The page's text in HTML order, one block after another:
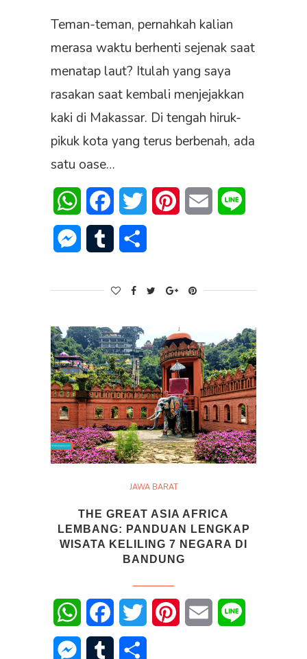
Teman-teman, pernahkah kalian
merasa waktu berhenti sejenak saat
menatap laut? Itulah yang saya
rasakan saat kembali menjejakkan
kaki di Makassar. Di tengah hiruk-
pikuk kota yang terus berbenah, ada
satu oase…
WhatsAppFacebookTwitter PinterestEmail
Messenger
Tumblr
JAWA BARAT
THE GREAT ASIA AFRICA
LEMBANG: PANDUAN LENGKAP
WISATA KELILING 7 NEGARA DI
BANDUNG
WhatsAppFacebookTwitter PinterestEmail
Messenger
Tumblr